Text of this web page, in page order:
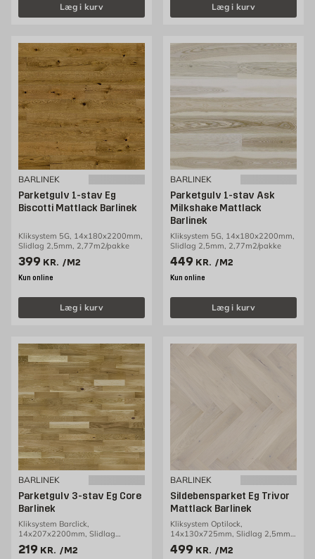
Læg i kurv Læg i kurv
BARLINEK
Parketgulv 1-stav Eg
Biscotti Mattlack Barlinek
Kliksystem 5G, 14x180x2200mm,
Slidlag 2,5mm, 2,77m2/pakke
Pris 399 kr. /m2
399 KR. /M2
Kun online
Læg i kurv
BARLINEK
Parketgulv 1-stav Ask
Milkshake Mattlack
Barlinek
Kliksystem 5G, 14x180x2200mm,
Slidlag 2,5mm, 2,77m2/pakke
Pris 449 kr. /m2
449 KR. /M2
Kun online
Læg i kurv
BARLINEK
Parketgulv 3-stav Eg Core
Barlinek
Kliksystem Barclick,
14x207x2200mm, Slidlag
2,5mm, 3,18m2/pakke
Pris 219 kr. /m2
219 KR. /M2
BARLINEK
Sildebensparket Eg Trivor
Mattlack Barlinek
Kliksystem Optilock,
14x130x725mm, Slidlag 2,5mm,
0,65m2/pakke
Pris 499 kr. /m2
499 KR. /M2